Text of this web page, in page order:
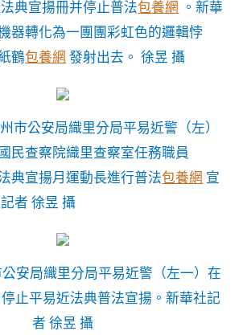
典宣揚冊并停止普法包養網 。新華
器轉化為一團團彩虹色的邏輯悖
鶴包養網 發射出去。 徐昱 攝
市公安局織里分局平易近警（左）
民查察院織里查察室任務職員
典宣揚月運動長進行普法包養網 宣
者 徐昱 攝
安局織里分局平易近警（左一）在
止平易近法典普法宣揚。新華社記
者 徐昱 攝